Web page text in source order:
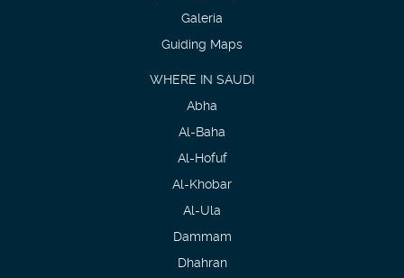
Galeria
Guiding Maps
WHERE IN SAUDI
Abha
Al-Baha
Al-Hofuf
Al-Khobar
Al-Ula
Dammam
Dhahran